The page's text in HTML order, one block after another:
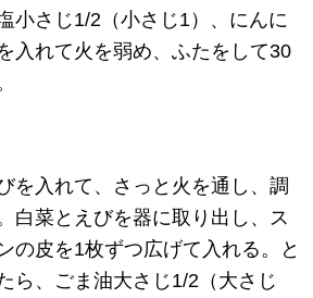
小さじ1/2（小さじ1）、にんに
入れて火を弱め、ふたをして30
を入れて、さっと火を通し、調
白菜とえびを器に取り出し、ス
の皮を1枚ずつ広げて入れる。と
ら、ごま油大さじ1/2（大さじ